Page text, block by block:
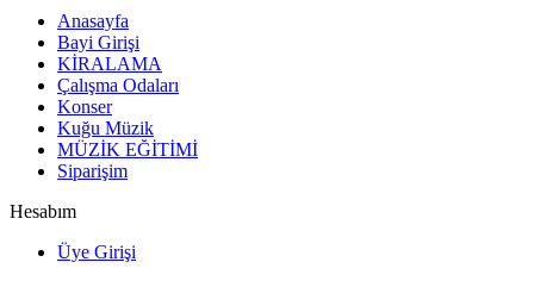
Anasayfa
Bayi Girişi
KİRALAMA
Çalışma Odaları
Konser
Kuğu Müzik
MÜZİK EĞİTİMİ
Siparişim
Hesabım
Üye Girişi